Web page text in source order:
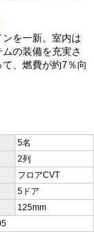
を一新。室内は
の装備を充実さ
、燃費が約7％向
5名
2列
フロアCVT
5ドア
125mm